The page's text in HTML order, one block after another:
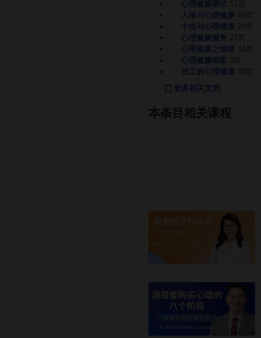
心理健康调试 51页
人格与心理健康
个性与心理健康 20页
心理健康服务 27页
心理健康之情绪 34页
心理健康档案
员工的心理健康 33页
更多相关文档
本条目相关课程